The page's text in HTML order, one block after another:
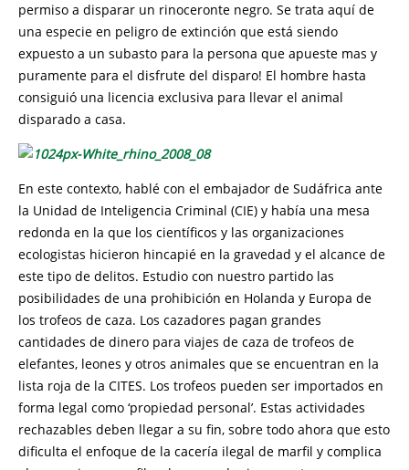
permiso a disparar un rinoceronte negro. Se trata aquí de
una especie en peligro de extinción que está siendo
expuesto a un subasto para la persona que apueste mas y
puramente para el disfrute del disparo! El hombre hasta
consiguió una licencia exclusiva para llevar el animal
disparado a casa.
En este contexto, hablé con el embajador de Sudáfrica ante
la Unidad de Inteligencia Criminal (CIE) y había una mesa
redonda en la que los científicos y las organizaciones
ecologistas hicieron hincapié en la gravedad y el alcance de
este tipo de delitos. Estudio con nuestro partido las
posibilidades de una prohibición en Holanda y Europa de
los trofeos de caza. Los cazadores pagan grandes
cantidades de dinero para viajes de caza de trofeos de
elefantes, leones y otros animales que se encuentran en la
lista roja de la CITES. Los trofeos pueden ser importados en
forma legal como ‘propiedad personal’. Estas actividades
rechazables deben llegar a su fin, sobre todo ahora que esto
dificulta el enfoque de la cacería ilegal de marfil y complica